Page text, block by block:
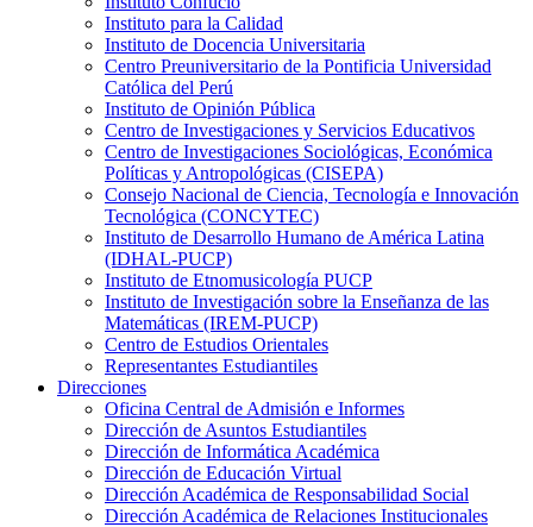
Instituto para la Calidad
Instituto de Docencia Universitaria
Centro Preuniversitario de la Pontificia Universidad
Católica del Perú
Instituto de Opinión Pública
Centro de Investigaciones y Servicios Educativos
Centro de Investigaciones Sociológicas, Económica
Políticas y Antropológicas (CISEPA)
Consejo Nacional de Ciencia, Tecnología e Innovación
Tecnológica (CONCYTEC)
Instituto de Desarrollo Humano de América Latina
(IDHAL-PUCP)
Instituto de Etnomusicología PUCP
Instituto de Investigación sobre la Enseñanza de las
Matemáticas (IREM-PUCP)
Centro de Estudios Orientales
Representantes Estudiantiles
Direcciones
Oficina Central de Admisión e Informes
Dirección de Asuntos Estudiantiles
Dirección de Informática Académica
Dirección de Educación Virtual
Dirección Académica de Responsabilidad Social
Dirección Académica de Relaciones Institucionales